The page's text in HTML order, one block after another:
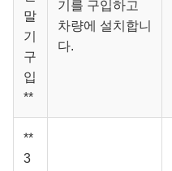
말
기
구
입
**
기를 구입하고
차량에 설치합니
다.
**
3